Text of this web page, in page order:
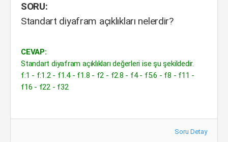
SORU:
Standart diyafram açıklıkları nelerdir?
CEVAP:
Standart diyafram açıklıkları değerleri ise şu şekildedir.
f:1 - f:1.2 - f1.4 - f1.8 - f2 - f2.8 - f4 - f5.6 - f8 - f11 -
f16 - f22 - f32
Soru Detay